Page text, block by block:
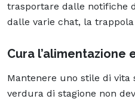
trasportare dalle notifiche
dalle varie chat, la
Cura l’alimentazione
Mantenere uno stile di vita
verdura di stagione non